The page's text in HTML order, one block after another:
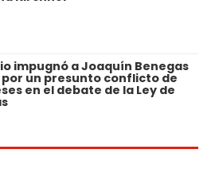
impugnó a Joaquín Benegas
por un presunto conflicto de
en el debate de la Ley de